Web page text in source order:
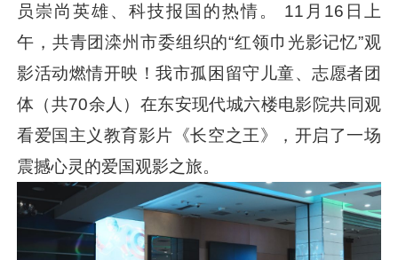
员崇尚英雄、科技报国的热情。 11月16日上
午，共青团滦州市委组织的“红领巾光影记忆”观
影活动燃情开映！我市孤困留守儿童、志愿者团
体（共70余人）在东安现代城六楼电影院共同观
看爱国主义教育影片《长空之王》，开启了一场
震撼心灵的爱国观影之旅。